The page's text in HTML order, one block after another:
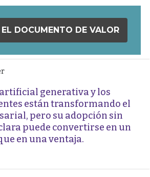
DOCUMENTO DE VALOR
generativa y los
están transformando el
pero su adopción sin
puede convertirse en un
en una ventaja.